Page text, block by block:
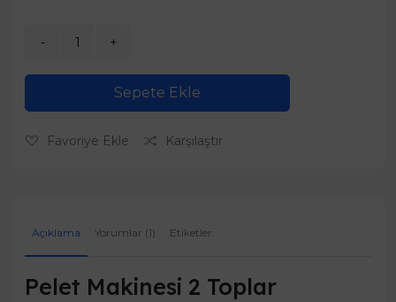
Sepete Ekle
Favoriye Ekle Karşılaştır
Açıklama Yorumlar (1) Etiketler:
Pelet Makinesi 2 Toplar